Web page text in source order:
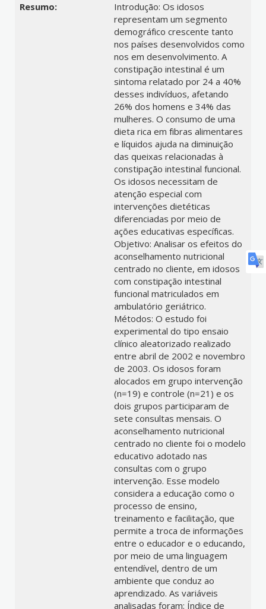
Resumo:
Introdução: Os idosos
representam um segmento
demográfico crescente tanto
nos países desenvolvidos como
nos em desenvolvimento. A
constipação intestinal é um
sintoma relatado por 24 a 40%
desses indivíduos, afetando
26% dos homens e 34% das
mulheres. O consumo de uma
dieta rica em fibras alimentares
e líquidos ajuda na diminuição
das queixas relacionadas à
constipação intestinal funcional.
Os idosos necessitam de
atenção especial com
intervenções dietéticas
diferenciadas por meio de
ações educativas específicas.
Objetivo: Analisar os efeitos do
aconselhamento nutricional
centrado no cliente, em idosos
com constipação intestinal
funcional matriculados em
ambulatório geriátrico.
Métodos: O estudo foi
experimental do tipo ensaio
clínico aleatorizado realizado
entre abril de 2002 e novembro
de 2003. Os idosos foram
alocados em grupo intervenção
(n=19) e controle (n=21) e os
dois grupos participaram de
sete consultas mensais. O
aconselhamento nutricional
centrado no cliente foi o modelo
educativo adotado nas
consultas com o grupo
intervenção. Esse modelo
considera a educação como o
processo de ensino,
treinamento e facilitação, que
permite a troca de informações
entre o educador e o educando,
por meio de uma linguagem
entendível, dentro de um
ambiente que conduz ao
aprendizado. As variáveis
analisadas foram: Índice de